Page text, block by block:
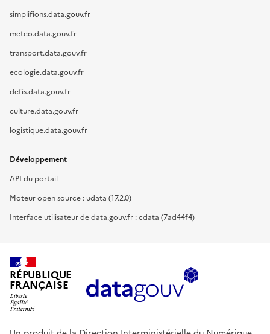
simplifions.data.gouv.fr
meteo.data.gouv.fr
transport.data.gouv.fr
ecologie.data.gouv.fr
defis.data.gouv.fr
culture.data.gouv.fr
logistique.data.gouv.fr
Développement
API du portail
Moteur open source : udata (17.2.0)
Interface utilisateur de data.gouv.fr : cdata (7ad44f4)
RÉPUBLIQUE
FRANÇAISE